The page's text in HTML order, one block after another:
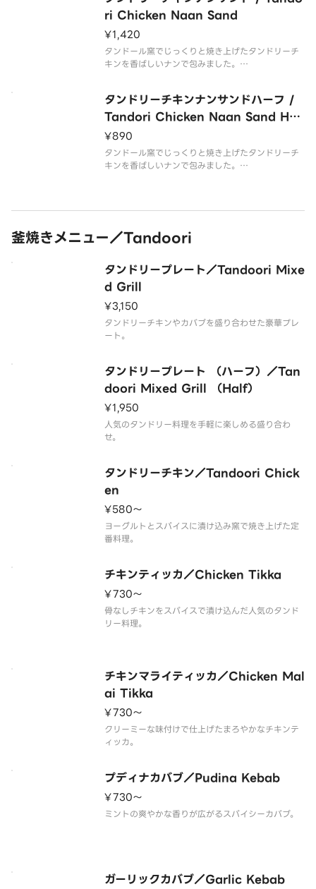
ri Chicken Naan Sand
¥1,420
タンドール窯でじっくりと焼き上げたタンドリーチ
キンを香ばしいナンで包みました。
タンドリーチキンナンサンドハーフ /
Tandori Chicken Naan Sand Hal
f
¥890
タンドール窯でじっくりと焼き上げたタンドリーチ
キンを香ばしいナンで包みました。
釜焼きメニュー／Tandoori
タンドリープレート／Tandoori Mixe
d Grill
¥3,150
タンドリーチキンやカバブを盛り合わせた豪華プレ
ート。
タンドリープレート （ハーフ）／Tan
doori Mixed Grill （Half）
¥1,950
人気のタンドリー料理を手軽に楽しめる盛り合わ
せ。
タンドリーチキン／Tandoori Chick
en
¥580〜
ヨーグルトとスパイスに漬け込み窯で焼き上げた定
番料理。
チキンティッカ／Chicken Tikka
¥730〜
骨なしチキンをスパイスで漬け込んだ人気のタンド
リー料理。
チキンマライティッカ／Chicken Mal
ai Tikka
¥730〜
クリーミーな味付けで仕上げたまろやかなチキンテ
ィッカ。
プディナカバブ／Pudina Kebab
¥730〜
ミントの爽やかな香りが広がるスパイシーカバブ。
ガーリックカバブ／Garlic Kebab